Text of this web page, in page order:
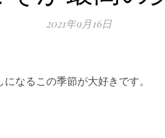
2021年9月16日
なるこの季節が大好きです。